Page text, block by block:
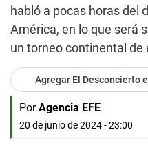
habló a pocas horas del
América, en lo que será
un torneo continental de
Agregar El Desconcierto
Por Agencia EFE
20 de junio de 2024 - 23:00